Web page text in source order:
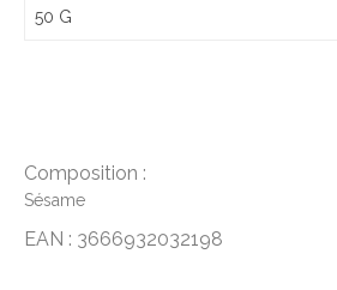
Composition :
Sésame
EAN : 3666932032198